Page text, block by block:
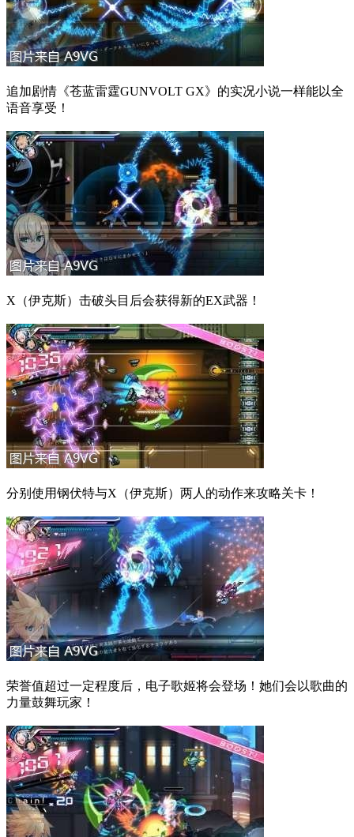
追加剧情《苍蓝雷霆GUNVOLT GX》的实况小说一样能以全
语音享受！
X（伊克斯）击破头目后会获得新的EX武器！
分别使用钢伏特与X（伊克斯）两人的动作来攻略关卡！
荣誉值超过一定程度后，电子歌姬将会登场！她们会以歌曲的
力量鼓舞玩家！